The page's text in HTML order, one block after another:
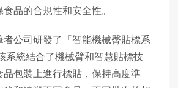
品的合規性和安全性。
者公司研發了「智能機械臀貼標系
系統結合了機械臂和智慧貼標技
品包裝上進行標貼，保持高度準